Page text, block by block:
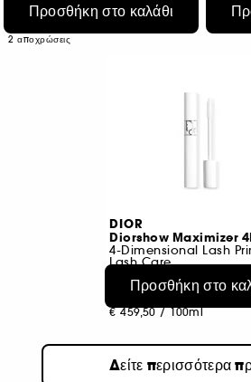
€ 51,95
2 αποχρώσεις
Προσθήκη στο καλάθι €
DIOR
Diorshow Maximizer
Lash Care
903
€ 45,95
€ 459,50 /100ml
Προσθήκη στο
Δείτε περισσότερα